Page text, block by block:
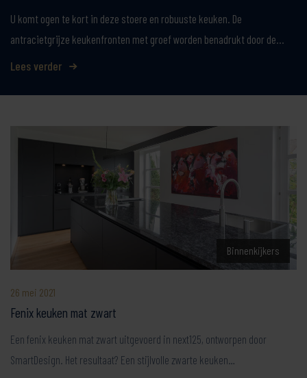
U komt ogen te kort in deze stoere en robuuste keuken. De
antracietgrijze keukenfronten met groef worden benadrukt door de…
Lees verder
Binnenkijkers
26 mei 2021
Fenix keuken mat zwart
Een fenix keuken mat zwart uitgevoerd in next125, ontworpen door
SmartDesign. Het resultaat? Een stijlvolle zwarte keuken…